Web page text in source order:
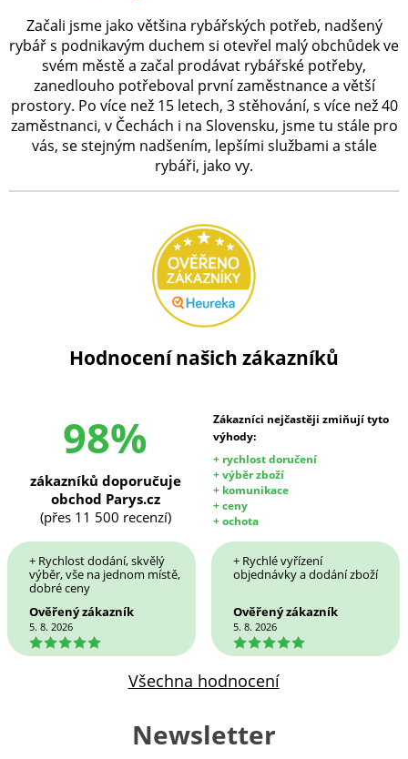
Začali jsme jako většina rybářských potřeb, nadšený
rybář s podnikavým duchem si otevřel malý obchůdek ve
svém městě a začal prodávat rybářské potřeby,
zanedlouho potřeboval první zaměstnance a větší
prostory. Po více než 15 letech, 3 stěhování, s více než 40
zaměstnanci, v Čechách i na Slovensku, jsme tu stále pro
vás, se stejným nadšením, lepšími službami a stále
rybáři, jako vy.
Hodnocení našich zákazníků
98%
Zákazníci nejčastěji zmiňují tyto
výhody:
+ rychlost doručení
+ výběr zboží
+ komunikace
+ ceny
+ ochota
zákazníků doporučuje
obchod Parys.cz
(přes 11 500 recenzí)
+ Rychlost dodání, skvělý
výběr, vše na jednom místě,
dobré ceny
Ověřený zákazník
5. 8. 2026
5
+ Rychlé vyřízení
objednávky a dodání zboží
Ověřený zákazník
5. 8. 2026
5
Všechna hodnocení
Newsletter